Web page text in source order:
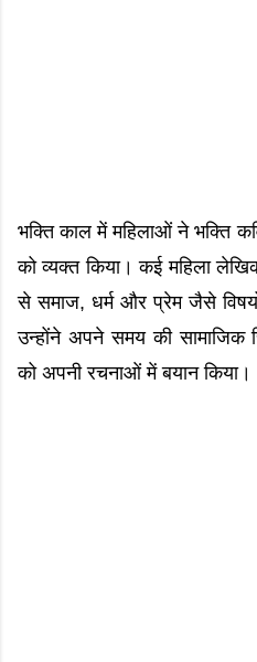
भक्ति काल में महिलाओं ने भक्ति
को व्यक्त किया। कई महिला
से समाज, धर्म और प्रेम जैसे
उन्होंने अपने समय की
को अपनी रचनाओं में बयान किया।